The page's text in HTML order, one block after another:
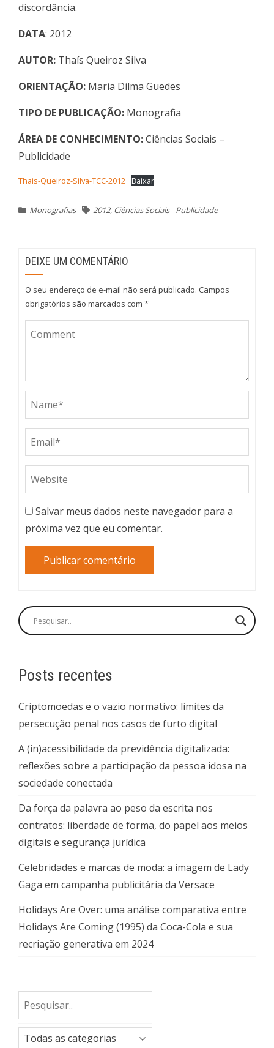
discordância.
DATA: 2012
AUTOR: Thaís Queiroz Silva
ORIENTAÇÃO: Maria Dilma Guedes
TIPO DE PUBLICAÇÃO: Monografia
ÁREA DE CONHECIMENTO:Ciências Sociais –
Publicidade
Thais-Queiroz-Silva-TCC-2012 Baixar
Monografias 2012, Ciências Sociais - Publicidade
DEIXE UM COMENTÁRIO
O seu endereço de e-mail não será publicado. Campos
obrigatórios são marcados com *
Salvar meus dados neste navegador para a
próxima vez que eu comentar.
Posts recentes
Criptomoedas e o vazio normativo: limites da
persecução penal nos casos de furto digital
A (in)acessibilidade da previdência digitalizada:
reflexões sobre a participação da pessoa idosa na
sociedade conectada
Da força da palavra ao peso da escrita nos
contratos: liberdade de forma, do papel aos meios
digitais e segurança jurídica
Celebridades e marcas de moda: a imagem de Lady
Gaga em campanha publicitária da Versace
Holidays Are Over: uma análise comparativa entre
Holidays Are Coming (1995) da Coca-Cola e sua
recriação generativa em 2024